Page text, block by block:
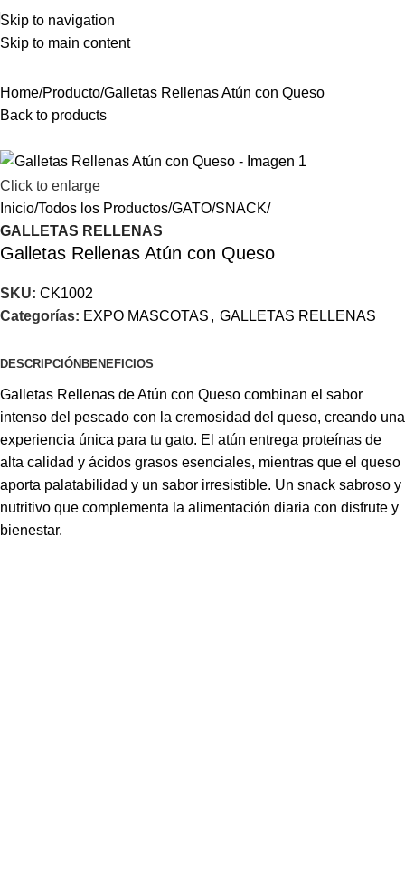
Skip to navigation
Skip to main content
¿Quieres ser Distribuidor?
Home Producto Galletas Rellenas Atún con Queso
Back to products
Click to enlarge
Inicio Todos los Productos GATO SNACK
GALLETAS RELLENAS
Galletas Rellenas Atún con Queso
SKU: CK1002
Categorías: EXPO MASCOTAS , GALLETAS RELLENAS
DESCRIPCIÓNBENEFICIOS
Galletas Rellenas de Atún con Queso combinan el sabor
intenso del pescado con la cremosidad del queso, creando una
experiencia única para tu gato. El atún entrega proteínas de
alta calidad y ácidos grasos esenciales, mientras que el queso
aporta palatabilidad y un sabor irresistible. Un snack sabroso y
nutritivo que complementa la alimentación diaria con disfrute y
bienestar.